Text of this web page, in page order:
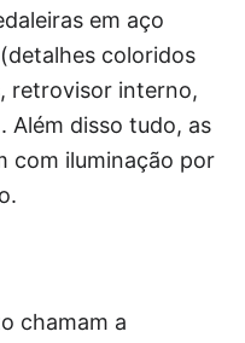
em aço
coloridos
retrovisor interno,
Além disso tudo, as
com iluminação por
chamam a